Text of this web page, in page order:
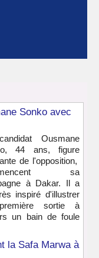
Sonko avec
Ousmane
44 ans, figure
de l'opposition,
sa
à Dakar. Il a
inspiré d'illustrer
sortie à
un bain de foule
la Safa Marwa à